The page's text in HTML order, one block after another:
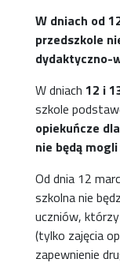
W dniach od
przedszkole
dydaktyczno-
W dniach 12 i
szkole
opiekuńcze
nie będą
Od dnia 12
szkolna nie
uczniów,
(tylko zajęcia
zapewnienie